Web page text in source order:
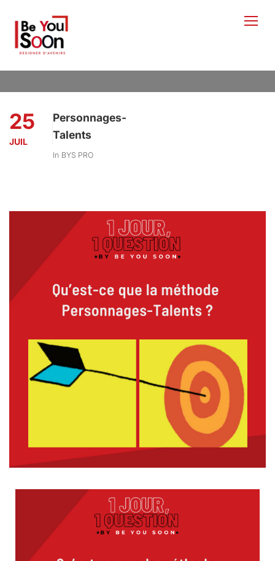
25
JUIL
Personnages-
Talents
In BYS PRO